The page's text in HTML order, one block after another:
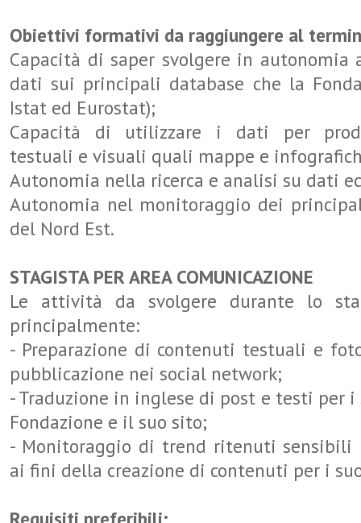
Obiettivi formativi da raggiungere al
Capacità di saper svolgere in
dati sui principali database che la
Istat ed Eurostat);
Capacità di utilizzare i dati per
testuali e visuali quali mappe e
Autonomia nella ricerca e analisi su dati
Autonomia nel monitoraggio dei
del Nord Est.
STAGISTA PER AREA COMUNICAZIONE
Le attività da svolgere durante lo
principalmente:
- Preparazione di contenuti testuali e
pubblicazione nei social network;
- Traduzione in inglese di post e testi per
Fondazione e il suo sito;
- Monitoraggio di trend ritenuti sensibili
ai fini della creazione di contenuti per i